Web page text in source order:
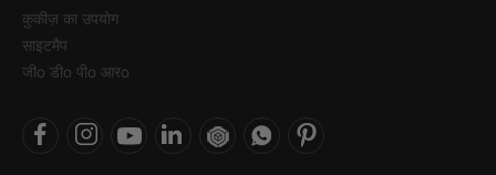
कुकीज़ का उपयोग
साइटमैप
जीo डीo पीo आरo